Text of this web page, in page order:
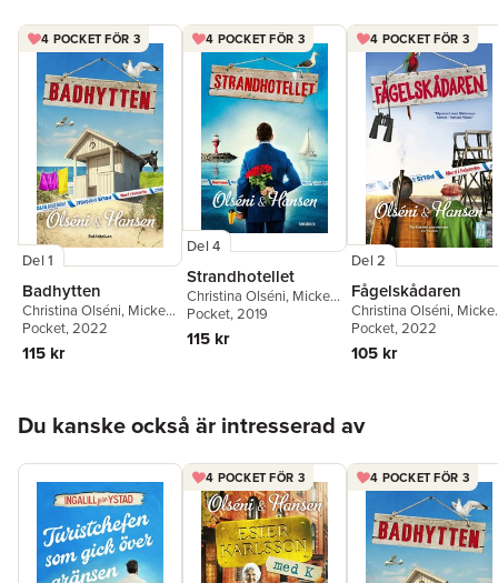
4 POCKET FÖR 3
Del 1
Badhytten
Christina Olséni, Micke
Hansen
Pocket, 2022
115 kr
4 POCKET FÖR 3
Del 4
Strandhotellet
Christina Olséni, Micke
Hansen
Pocket, 2019
115 kr
4 POCKET FÖR 3
Del 2
Fågelskådaren
Christina Olséni, Micke
Hansen
Pocket, 2022
105 kr
Du kanske också är intresserad av
4 POCKET FÖR 3 4 POCKET FÖR 3